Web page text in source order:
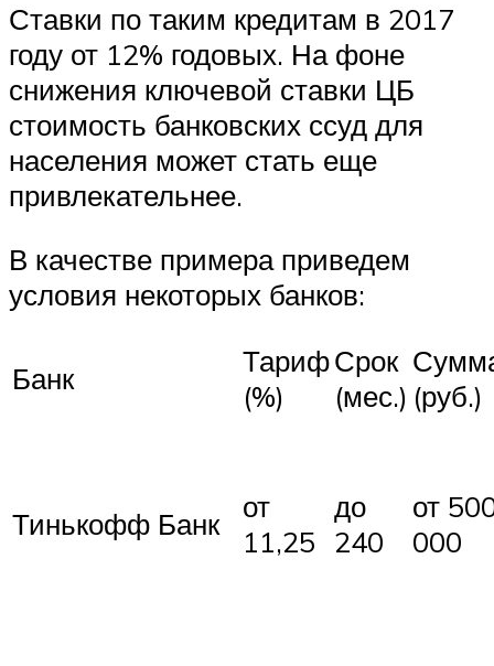
Ставки по таким кредитам в 2017
году от 12% годовых. На фоне
снижения ключевой ставки ЦБ
стоимость банковских ссуд для
населения может стать еще
привлекательнее.
В качестве примера приведем
условия некоторых банков:
Банк
Тариф
(%)
Срок
(мес.) (руб.)
Тинькофф Банк
от
11,25
до
240
от
000